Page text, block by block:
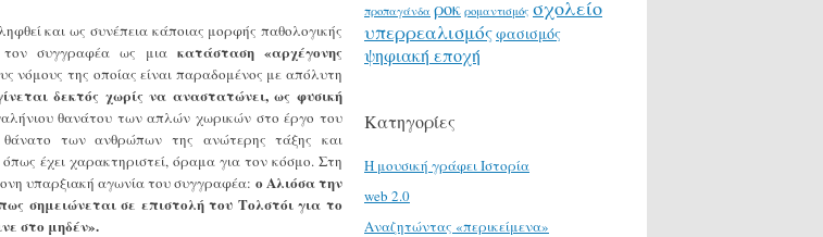
και ως συνέπεια κάποιας μορφής παθολογικής
τον συγγραφέα ως μια κατάσταση «αρχέγονης
νόμους της οποίας είναι παραδομένος με απόλυτη
δεκτός χωρίς να αναστατώνει, ως φυσική
γαλήνιου θανάτου των απλών χωρικών στο έργο του
των ανθρώπων της ανώτερης τάξης και
έχει χαρακτηριστεί, όραμα για τον κόσμο. Στη
υπαρξιακή αγωνία του συγγραφέα: ο Αλιόσατην
σημειώνεται σε επιστολή του Τολστόι για το
στο μηδέν».
προπαγάνδα ροκ ρομαντισμός σχολείο
υπερρεαλισμόςφασισμός
ψηφιακή εποχή
Κατηγορίες
H μουσική γράφει Ιστορία
web 2.0
Αναζητώντας «περικείμενα»